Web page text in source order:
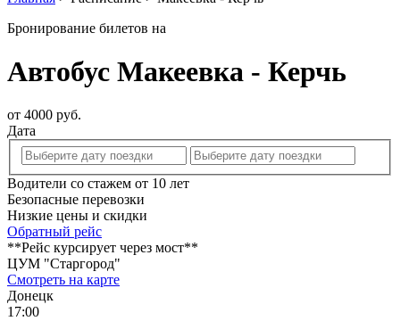
Бронирование билетов на
Автобус Макеевка - Керчь
от 4000 руб.
Дата
Водители со стажем от 10 лет
Безопасные перевозки
Низкие цены и скидки
Обратный рейс
**Рейс курсирует через мост**
ЦУМ "Старгород"
Смотреть на карте
Донецк
17:00